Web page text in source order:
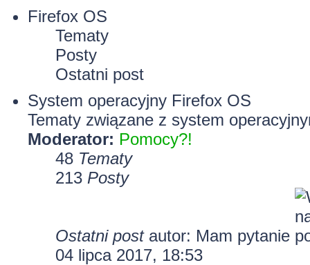
Firefox OS
Tematy
Posty
Ostatni post
System operacyjny Firefox OS
Tematy związane z system
Moderator: Pomocy?!
48 Tematy
213 Posty
Ostatni postautor: Mam pytanie
04 lipca 2017, 18:53